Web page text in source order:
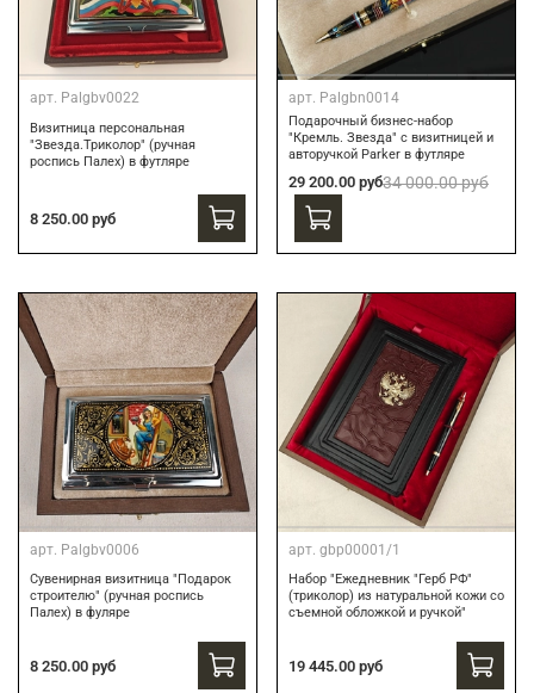
арт. Palgbv0022
Визитница персональная
"Звезда.Триколор" (ручная
роспись Палех) в футляре
8 250.00 руб
арт. Palgbn0014
Подарочный бизнес-набор
"Кремль. Звезда" с визитницей и
авторучкой Parker в футляре
29 200.00 руб34 000.00 руб
арт. Palgbv0006
Сувенирная визитница "Подарок
строителю" (ручная роспись
Палех) в фуляре
8 250.00 руб
арт. gbp00001/1
Набор "Ежедневник "Герб РФ"
(триколор) из натуральной кожи со
съемной обложкой и ручкой"
19 445.00 руб